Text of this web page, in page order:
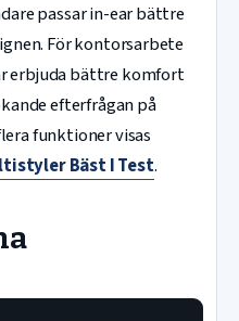
passar in-ear bättre
För kontorsarbete
erbjuda bättre komfort
efterfrågan på
funktioner visas
Bäst I Test.